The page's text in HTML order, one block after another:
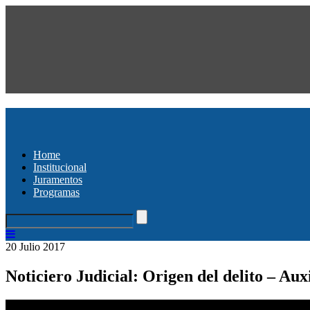
Home
Institucional
Juramentos
Programas
20 Julio 2017
Noticiero Judicial: Origen del delito –